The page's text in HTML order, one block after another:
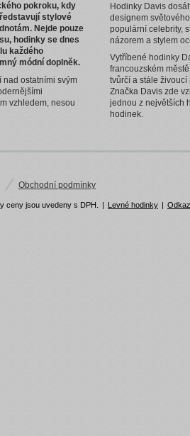
pokroku, kdy
stylové
Nejde pouze
hodinky se dnes
každého
módní doplněk.
nad ostatními svým
vzhledem, nesou
Hodinky Davis
designem
populární celebrity,
názorem a stylem
Vytříbené hodinky
francouzském
tvůrčí a stále
Značka Davis zde
jednou z největších
hodinek.
Obchodní podmínky
ceny jsou uvedeny s DPH. Levné hodinky